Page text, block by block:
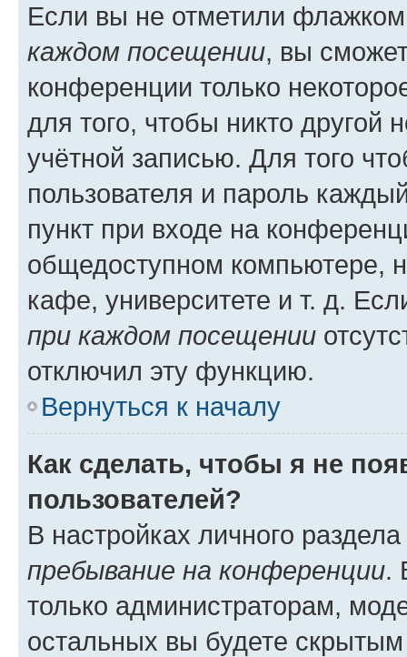
Если вы не отметили
каждом посещении, вы
конференции только
для того, чтобы никто другой
учётной записью. Для того
пользователя и пароль
пункт при входе на
общедоступном компьютере,
кафе, университете и т. д.
при каждом посещении
отключил эту функцию.
Вернуться к началу
Как сделать, чтобы я не
пользователей?
В настройках личного
пребывание на конференции.
только администраторам,
остальных вы будете